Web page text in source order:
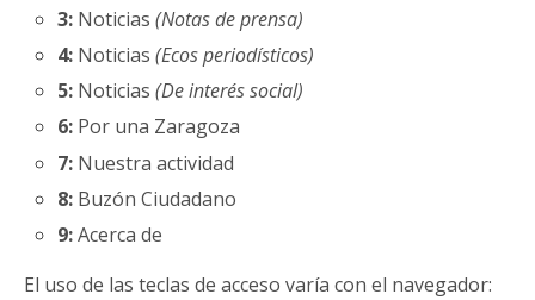
3: Noticias(Notas de prensa)
4: Noticias(Ecos periodísticos)
5: Noticias(De interés social)
6: Por una Zaragoza
7: Nuestra actividad
8: Buzón Ciudadano
9:Acerca de
El uso de las teclas de acceso varía con el navegador: